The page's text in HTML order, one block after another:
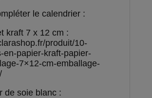
le calendrier :
kraft 7 x 12 cm :
produit/10-
en-papier-kraft-papier-
7×12-cm-emballage-
de soie blanc :